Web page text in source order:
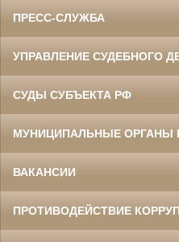
ПРЕСС-СЛУЖБА
УПРАВЛЕНИЕ СУДЕБНОГО
СУДЫ СУБЪЕКТА РФ
МУНИЦИПАЛЬНЫЕ ОРГАНЫ
ВАКАНСИИ
ПРОТИВОДЕЙСТВИЕ